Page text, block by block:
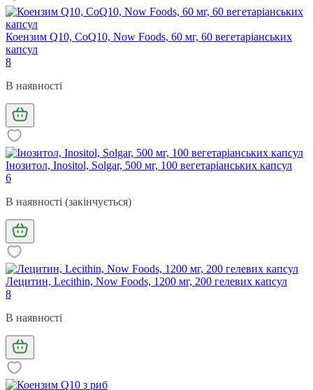
Коензим Q10, CoQ10, Now Foods, 60 мг, 60 вегетаріанських
капсул
8
В наявності
Інозитол, Inositol, Solgar, 500 мг, 100 вегетаріанських капсул
6
В наявності (закінчується)
Лецитин, Lecithin, Now Foods, 1200 мг, 200 гелевих капсул
8
В наявності